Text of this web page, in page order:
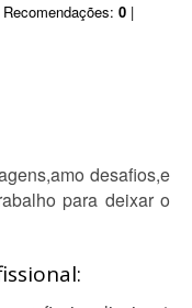
Recomendações: 0 |
desafios,e
para deixar o